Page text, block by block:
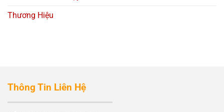
Thương Hiệu
Thông Tin Liên Hệ